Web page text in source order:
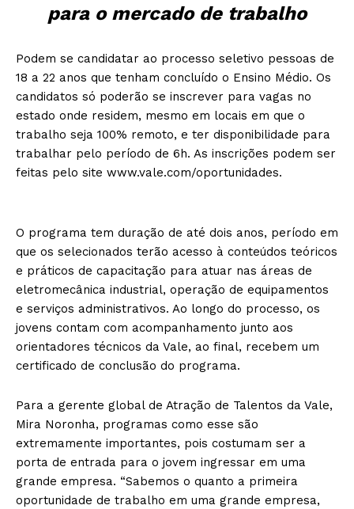
para o mercado de trabalho
Podem se candidatar ao processo seletivo pessoas de
18 a 22 anos que tenham concluído o Ensino Médio. Os
candidatos só poderão se inscrever para vagas no
estado onde residem, mesmo em locais em que o
trabalho seja 100% remoto, e ter disponibilidade para
trabalhar pelo período de 6h. As inscrições podem ser
feitas pelo site www.vale.com/oportunidades.
O programa tem duração de até dois anos, período em
que os selecionados terão acesso à conteúdos teóricos
e práticos de capacitação para atuar nas áreas de
eletromecânica industrial, operação de equipamentos
e serviços administrativos. Ao longo do processo, os
jovens contam com acompanhamento junto aos
orientadores técnicos da Vale, ao final, recebem um
certificado de conclusão do programa.
Para a gerente global de Atração de Talentos da Vale,
Mira Noronha, programas como esse são
extremamente importantes, pois costumam ser a
porta de entrada para o jovem ingressar em uma
grande empresa. “Sabemos o quanto a primeira
oportunidade de trabalho em uma grande empresa,